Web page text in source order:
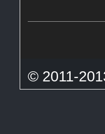
© 2011-